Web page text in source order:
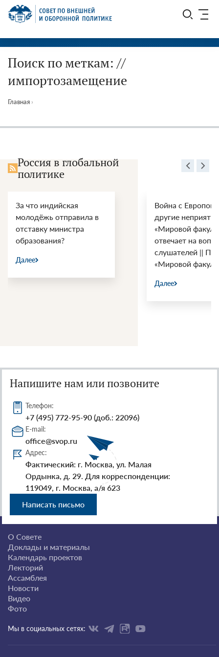
Перейти
СВОП
Поиск по меткам: //
импортозамещение
Главная ›
Россия в глобальной
политике
Война с Европой и
другие неприятности.
«Мировой факультет»
отвечает на вопросы
Далее
Напишите нам или позвоните
Телефон:
+7 (495) 772-95-90 (доб.: 22096)
E-mail:
office@svop.ru
Адрес:
Фактический: г. Москва, ул. Малая
Ордынка, д. 29. Для корреспонденции:
119049, г. Москва, а/я 623
Написать письмо
О Совете
Доклады и материалы
Календарь проектов
Лекторий
Ассамблея
Новости
Видео
Фото
Мы в социальных сетях: